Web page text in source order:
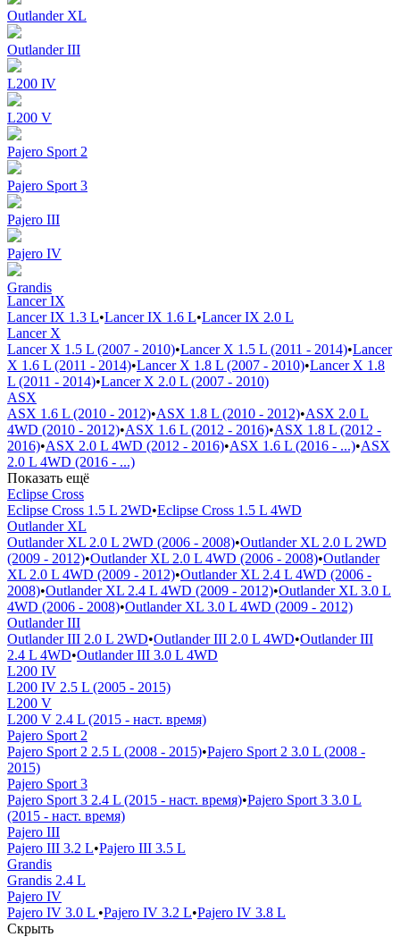
Outlander XL
Outlander III
L200 IV
L200 V
Pajero Sport 2
Pajero Sport 3
Pajero III
Pajero IV
Grandis
Lancer IX
Lancer IX 1.3 L•Lancer IX 1.6 L•Lancer IX 2.0 L
Lancer X
Lancer X 1.5 L (2007 - 2010)•Lancer X 1.5 L (2011 - 2014)•Lancer
X 1.6 L (2011 - 2014)•Lancer X 1.8 L (2007 - 2010)•Lancer X 1.8
L (2011 - 2014)•Lancer X 2.0 L (2007 - 2010)
ASX
ASX 1.6 L (2010 - 2012)•ASX 1.8 L (2010 - 2012)•ASX 2.0 L
4WD (2010 - 2012)•ASX 1.6 L (2012 - 2016)•ASX 1.8 L (2012 -
2016)•ASX 2.0 L 4WD (2012 - 2016)•ASX 1.6 L (2016 - ...)•ASX
2.0 L 4WD (2016 - ...)
Показать ещё
Eclipse Cross
Eclipse Cross 1.5 L 2WD•Eclipse Cross 1.5 L 4WD
Outlander XL
Outlander XL 2.0 L 2WD (2006 - 2008)•Outlander XL 2.0 L 2WD
(2009 - 2012)•Outlander XL 2.0 L 4WD (2006 - 2008)•Outlander
XL 2.0 L 4WD (2009 - 2012)•Outlander XL 2.4 L 4WD (2006 -
2008)•Outlander XL 2.4 L 4WD (2009 - 2012)•Outlander XL 3.0 L
4WD (2006 - 2008)•Outlander XL 3.0 L 4WD (2009 - 2012)
Outlander III
Outlander III 2.0 L 2WD•Outlander III 2.0 L 4WD•Outlander III
2.4 L 4WD•Outlander III 3.0 L 4WD
L200 IV
L200 IV 2.5 L (2005 - 2015)
L200 V
L200 V 2.4 L (2015 - наст. время)
Pajero Sport 2
Pajero Sport 2 2.5 L (2008 - 2015)•Pajero Sport 2 3.0 L (2008 -
2015)
Pajero Sport 3
Pajero Sport 3 2.4 L (2015 - наст. время)•Pajero Sport 3 3.0 L
(2015 - наст. время)
Pajero III
Pajero III 3.2 L•Pajero III 3.5 L
Grandis
Grandis 2.4 L
Pajero IV
Pajero IV 3.0 L •Pajero IV 3.2 L•Pajero IV 3.8 L
Скрыть